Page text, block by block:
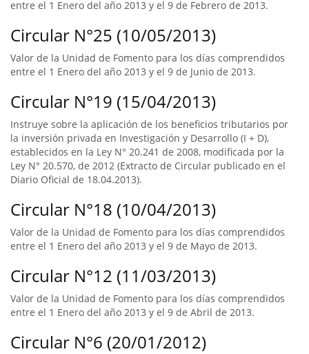
entre el 1 Enero del año 2013 y el 9 de Febrero de 2013.
Circular N°25 (10/05/2013)
Valor de la Unidad de Fomento para los días comprendidos
entre el 1 Enero del año 2013 y el 9 de Junio de 2013.
Circular N°19 (15/04/2013)
Instruye sobre la aplicación de los beneficios tributarios por
la inversión privada en Investigación y Desarrollo (I + D),
establecidos en la Ley N° 20.241 de 2008, modificada por la
Ley N° 20.570, de 2012 (Extracto de Circular publicado en el
Diario Oficial de 18.04.2013).
Circular N°18 (10/04/2013)
Valor de la Unidad de Fomento para los días comprendidos
entre el 1 Enero del año 2013 y el 9 de Mayo de 2013.
Circular N°12 (11/03/2013)
Valor de la Unidad de Fomento para los días comprendidos
entre el 1 Enero del año 2013 y el 9 de Abril de 2013.
Circular N°6 (20/01/2012)